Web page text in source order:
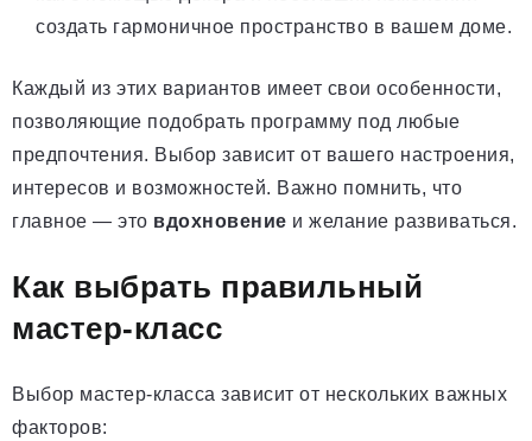
создать гармоничное пространство в вашем доме.
Каждый из этих вариантов имеет свои особенности,
позволяющие подобрать программу под любые
предпочтения. Выбор зависит от вашего настроения,
интересов и возможностей. Важно помнить, что
главное — это вдохновение и желание развиваться.
Как выбрать правильный
мастер-класс
Выбор мастер-класса зависит от нескольких важных
факторов: